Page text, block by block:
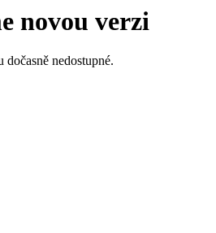
novou verzi
nedostupné.